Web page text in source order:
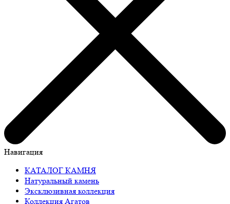
Навигация
КАТАЛОГ КАМНЯ
Натуральный камень
Эксклюзивная коллекция
Коллекция Агатов